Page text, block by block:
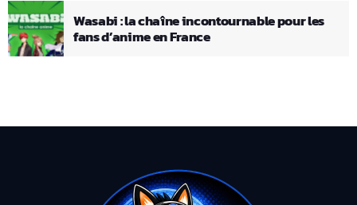
Wasabi : la chaîne incontournable pour les
fans d’anime en France